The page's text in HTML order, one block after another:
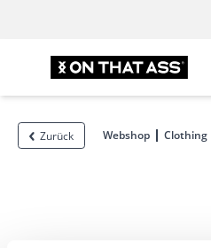
Zurück Webshop Clothing